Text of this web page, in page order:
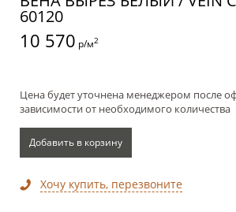
60120
10 570 р/м2
Цена будет уточнена менеджером после
зависимости от необходимого количества
Добавить в корзину
Хочу купить, перезвоните